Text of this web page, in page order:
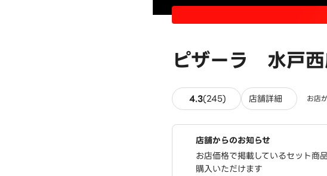
ピザーラ 水戸
4.3(245) 245件のレビュー
店舗詳細 お店
店舗からのお知らせ
お店価格で掲載しているセット商
購入いただけます